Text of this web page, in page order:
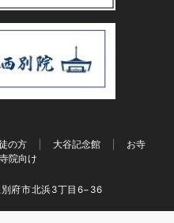
の方 大谷記念館
お寺
寺院向け
府市北浜3丁目6−36